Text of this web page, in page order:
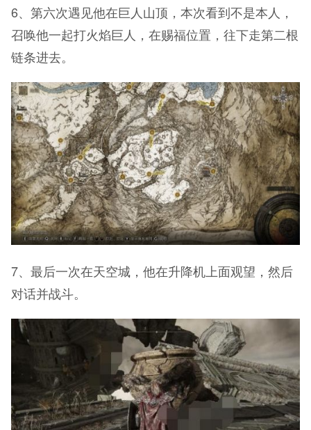
6、第六次遇见他在巨人山顶，本次看到不是本人，
召唤他一起打火焰巨人，在赐福位置，往下走第二根
链条进去。
7、最后一次在天空城，他在升降机上面观望，然后
对话并战斗。